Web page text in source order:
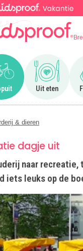
Ga naar Eropuit
Uit eten
Ga naar
& dieren
dagje uit
naar recreatie,
iets leuks op de